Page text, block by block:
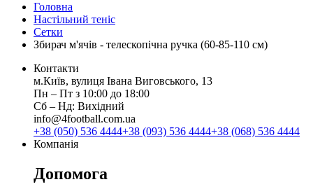
Головна
Настільний теніс
Сетки
Збирач м'ячів - телескопічна ручка (60-85-110 см)
Контакти
м.Київ, вулиця Івана Виговського, 13
Пн ‒ Пт з 10:00 до 18:00
Сб ‒ Нд: Вихідний
info@4football.com.ua
+38 (050) 536 4444+38 (093) 536 4444+38 (068) 536 4444
Компанія
Допомога